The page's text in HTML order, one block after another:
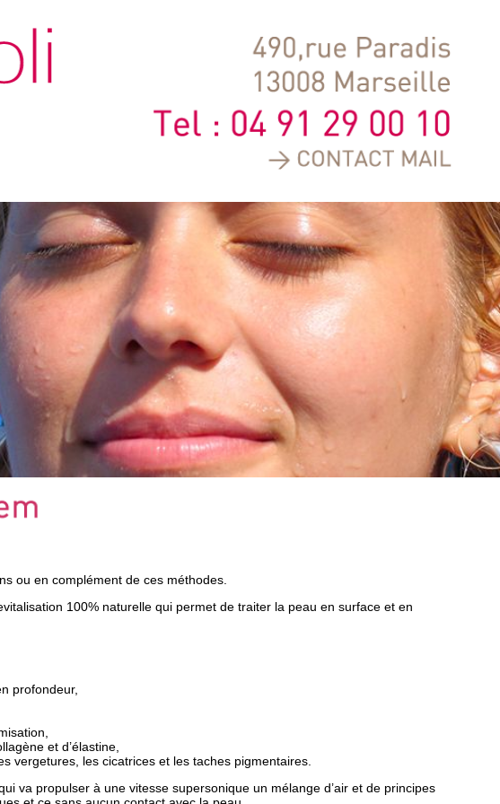
ou en complément de ces méthodes.
100% naturelle qui permet de traiter la peau en surface et en
profondeur,
et d’élastine,
vergetures, les cicatrices et les taches pigmentaires.
va propulser à une vitesse supersonique un mélange d’air et de principes